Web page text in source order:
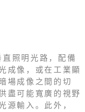
照明光路，配備
成像，或在工業顯
場成像之間的切
盡可能寬廣的視野
源輸入。此外，